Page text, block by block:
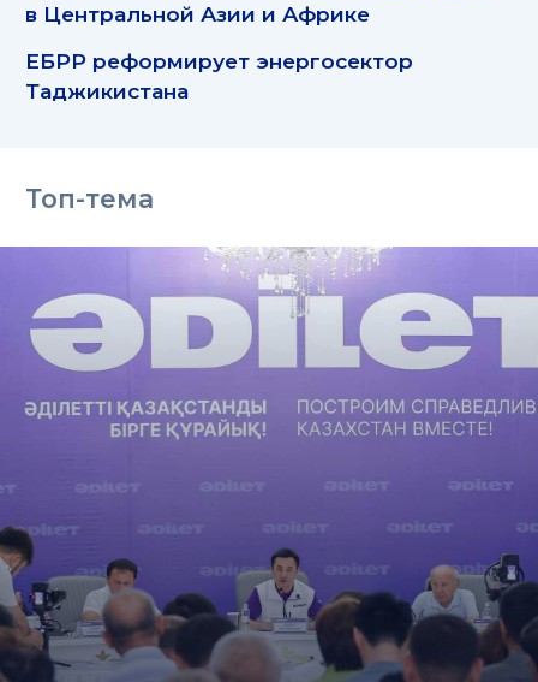
в Центральной Азии и Африке
ЕБРР реформирует энергосектор
Таджикистана
Топ-тема